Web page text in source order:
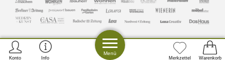
Warenkorb
Merkzettel
Menü
Konto Info